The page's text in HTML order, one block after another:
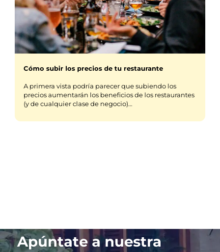
Cómo subir los precios de tu restaurante
A primera vista podría parecer que subiendo los
precios aumentarán los beneficios de los restaurantes
(y de cualquier clase de negocio)…
Apúntate a nuestra